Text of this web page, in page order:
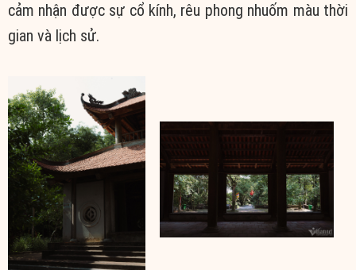
cảm nhận được sự cổ kính, rêu phong nhuốm màu thời
gian và lịch sử.
Những mái cong và các hoạ tiết được chạm trổ tỉ mỉ,